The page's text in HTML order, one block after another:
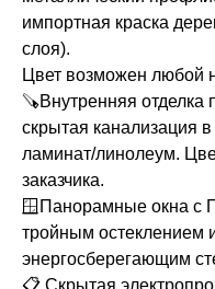
импортная краска
слоя).
Цвет возможен любой
🪚Внутренняя отделка
скрытая канализация
ламинат/линолеум.
заказчика.
🪟Панорамные окна с
тройным остеклением
энергосберегающим
📋 Скрытая